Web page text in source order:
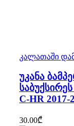
კალათაში
უკანა
C-HR 2017-
30.00₾